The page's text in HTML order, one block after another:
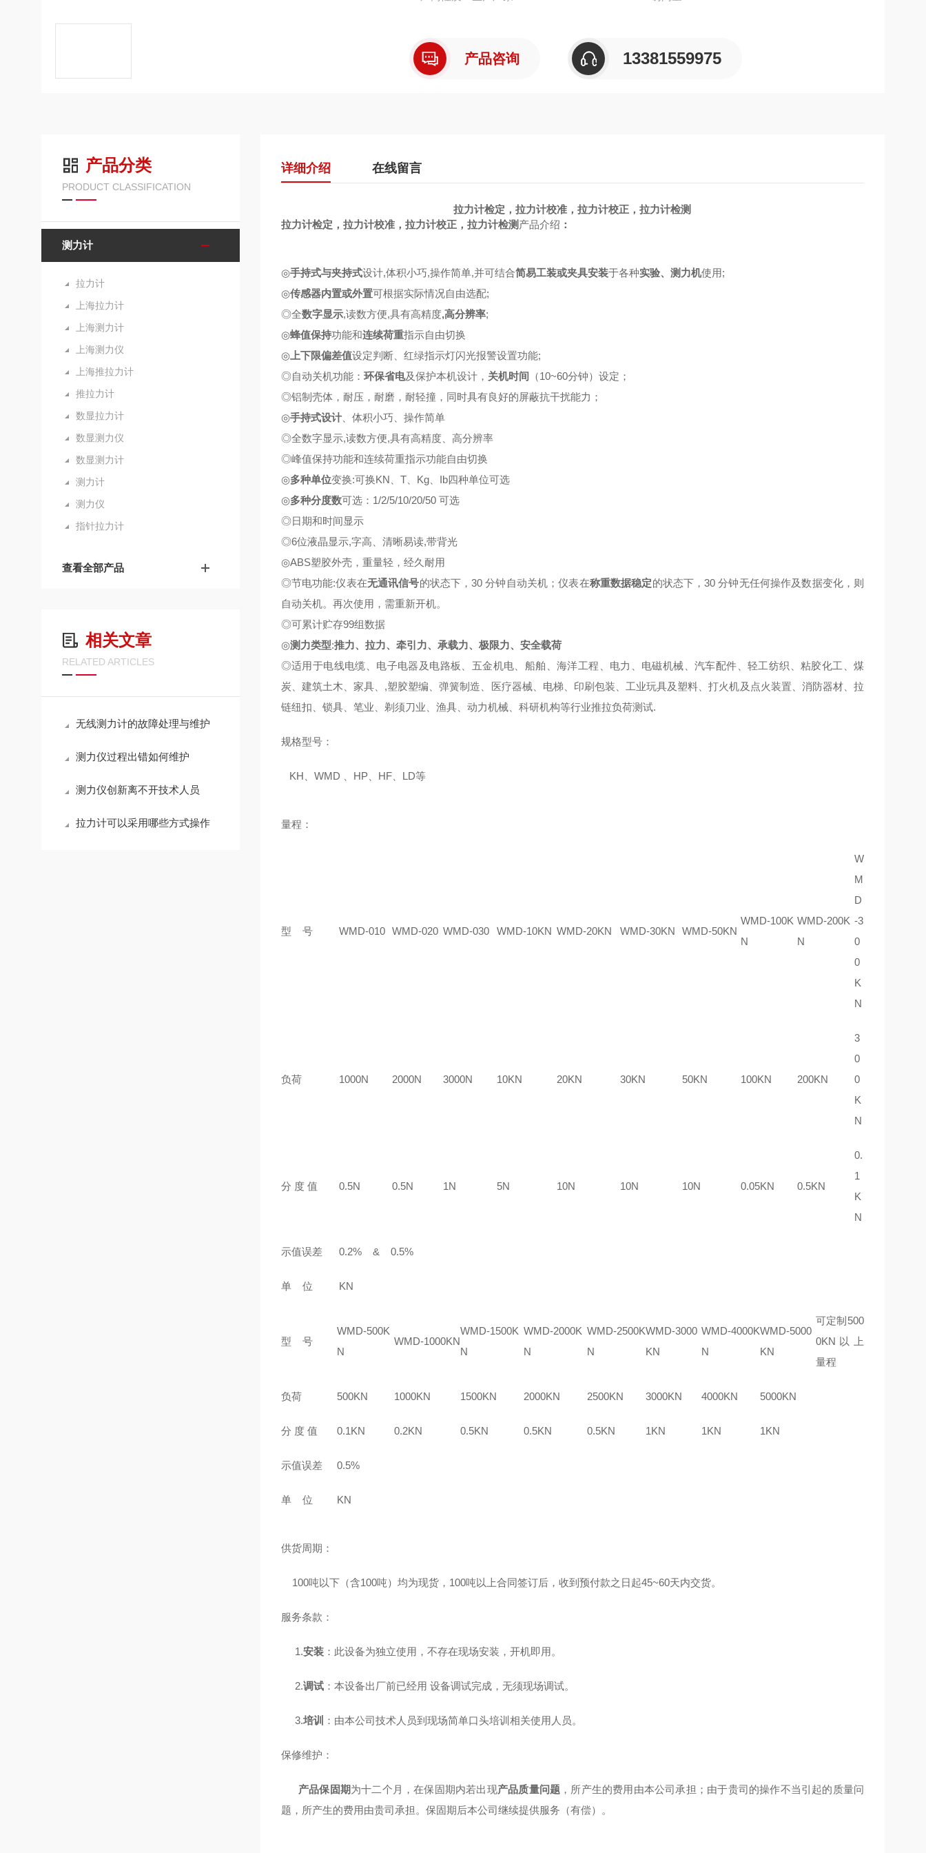
产品咨询 13381559975
产品分类
PRODUCT CLASSIFICATION
测力计
拉力计
上海拉力计
上海测力计
上海测力仪
上海推拉力计
推拉力计
数显拉力计
数显测力仪
数显测力计
测力计
测力仪
指针拉力计
查看全部产品
相关文章
RELATED ARTICLES
无线测力计的故障处理与维护
测力仪过程出错如何维护
测力仪创新离不开技术人员
拉力计可以采用哪些方式操作
详细介绍 在线留言
拉力计检定，拉力计校准，拉力计校正，拉力计检测
拉力计检定，拉力计校准，拉力计校正，拉力计检测 产品介绍 ：
◎手持式与夹持式设计,体积小巧,操作简单,并可结合简易工装或夹具安装于各种实验、测力机使用;
◎传感器内置或外置可根据实际情况自由选配;
◎全数字显示,读数方便,具有高精度,高分辨率;
◎蜂值保持功能和连续荷重指示自由切换
◎上下限偏差值设定判断、红绿指示灯闪光报警设置功能;
◎自动关机功能： 环保省电及保护本机设计， 关机时间 （10~60分钟）设定；
◎铝制壳体，耐压，耐磨，耐轻撞，同时具有良好的屏蔽抗干扰能力；
◎手持式设计、体积小巧、操作简单
◎全数字显示,读数方便,具有高精度、高分辨率
◎峰值保持功能和连续荷重指示功能自由切换
◎多种单位变换:可换KN、T、Kg、Ib四种单位可选
◎多种分度数可选：1/2/5/10/20/50 可选
◎日期和时间显示
◎6位液晶显示,字高、清晰易读,带背光
◎ABS塑胶外壳，重量轻，经久耐用
◎节电功能:仪表在无通讯信号的状态下，30 分钟自动关机；仪表在称重数据稳定的状态下，30 分钟无任何操作及数据变化，则
自动关机。再次使用，需重新开机。
◎可累计贮存99组数据
◎测力类型:推力、拉力、牵引力、承载力、极限力、安全载荷
◎适用于电线电缆、电子电器及电路板、五金机电、船舶、海洋工程、电力、电磁机械、汽车配件、轻工纺织、粘胶化工、煤
炭、建筑土木、家具、,塑胶塑编、弹簧制造、医疗器械、电梯、印刷包装、工业玩具及塑料、打火机及点火装置、消防器材、拉
链纽扣、锁具、笔业、剃须刀业、渔具、动力机械、科研机构等行业推拉负荷测试.
规格型号：
KH、WMD 、HP、HF、LD等
量程：
型 号 WMD-010 WMD-020 WMD-030 WMD-10KN WMD-20KN WMD-30KN WMD-50KN
WMD-100K
N
WMD-200K
N
W
M
D
-3
0
0
K
N
负荷 1000N 2000N 3000N 10KN 20KN 30KN 50KN 100KN 200KN
3
0
0
K
N
分 度 值 0.5N 0.5N 1N 5N 10N 10N 10N 0.05KN 0.5KN
0.
1
K
N
示值误差 0.2% & 0.5%
单 位 KN
型 号
WMD-500K
N
WMD-1000KN
WMD-1500K
N
WMD-2000K
N
WMD-2500K
N
WMD-3000
KN
WMD-4000K
N
WMD-5000
KN
可定制500
0KN以上
量程
负荷 500KN 1000KN 1500KN 2000KN 2500KN 3000KN 4000KN 5000KN
分 度 值 0.1KN 0.2KN 0.5KN 0.5KN 0.5KN 1KN 1KN 1KN
示值误差 0.5%
单 位 KN
供货周期：
100吨以下（含100吨）均为现货，100吨以上合同签订后，收到预付款之日起45~60天内交货。
服务条款：
1.安装：此设备为独立使用，不存在现场安装，开机即用。
2.调试：本设备出厂前已经用 设备调试完成，无须现场调试。
3.培训 ：由本公司技术人员到现场简单口头培训相关使用人员。
保修维护：
产品保固期为十二个月，在保固期内若出现产品质量问题 ，所产生的费用由本公司承担；由于贵司的操作不当引起的质量问
题，所产生的费用由贵司承担。保固期后本公司继续提供服务（有偿）。